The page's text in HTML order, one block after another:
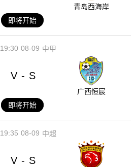
青岛西海岸
即将开始
08-09
19:30 中甲
V - S
广西恒宸
即将开始
08-09
19:35 中超
V - S